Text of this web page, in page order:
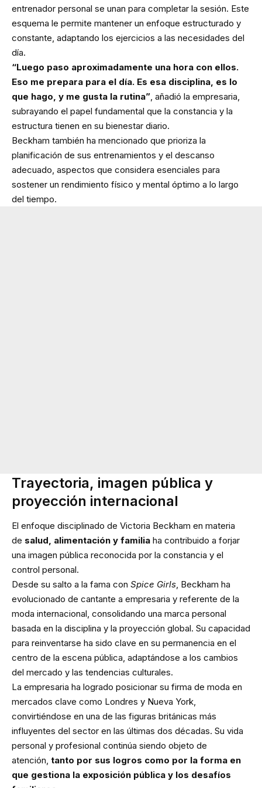
entrenador personal se unan para completar la sesión. Este
esquema le permite mantener un enfoque estructurado y
constante, adaptando los ejercicios a las necesidades del
día.
“Luego paso aproximadamente una hora con ellos.
Eso me prepara para el día. Es esa disciplina, es lo
que hago, y me gusta la rutina”, añadió la empresaria,
subrayando el papel fundamental que la constancia y la
estructura tienen en su bienestar diario.
Beckham también ha mencionado que prioriza la
planificación de sus entrenamientos y el descanso
adecuado, aspectos que considera esenciales para
sostener un rendimiento físico y mental óptimo a lo largo
del tiempo.
Trayectoria, imagen pública y
proyección internacional
El enfoque disciplinado de Victoria Beckham en materia
de salud, alimentación y familia ha contribuido a forjar
una imagen pública reconocida por la constancia y el
control personal.
Desde su salto a la fama con Spice Girls, Beckham ha
evolucionado de cantante a empresaria y referente de la
moda internacional, consolidando una marca personal
basada en la disciplina y la proyección global. Su capacidad
para reinventarse ha sido clave en su permanencia en el
centro de la escena pública, adaptándose a los cambios
del mercado y las tendencias culturales.
La empresaria ha logrado posicionar su firma de moda en
mercados clave como Londres y Nueva York,
convirtiéndose en una de las figuras británicas más
influyentes del sector en las últimas dos décadas. Su vida
personal y profesional continúa siendo objeto de
atención, tanto por sus logros como por la forma en
que gestiona la exposición pública y los desafíos